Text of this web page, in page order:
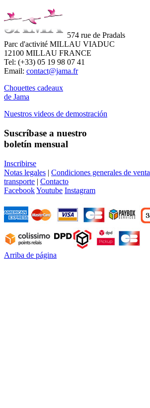
574 rue de Pradals
Parc d'activité MILLAU VIADUC
12100 MILLAU FRANCE
Tel: (+33) 05 19 98 07 41
Email: contact@jama.fr
Chouettes cadeaux
de Jama
Nuestros videos de demostración
Suscríbase a nuestro
boletín mensual
Inscribirse
Notas legales | Condiciones generales de venta
transporte | Contacto
FacebookYoutube Instagram
Arriba de página